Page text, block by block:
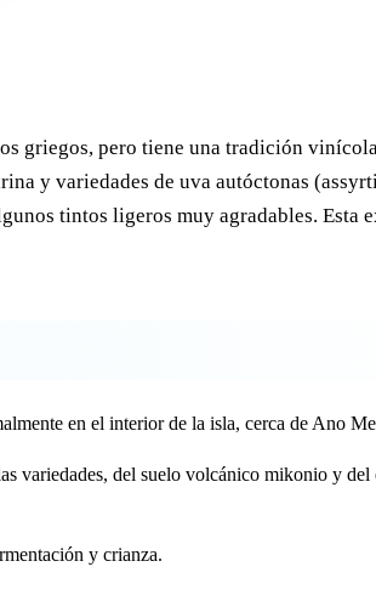
griegos, pero tiene una tradición
y variedades de uva autóctonas
tintos ligeros muy agradables. Esta
en el interior de la isla, cerca de Ano
variedades, del suelo volcánico mikonio y del
y crianza.